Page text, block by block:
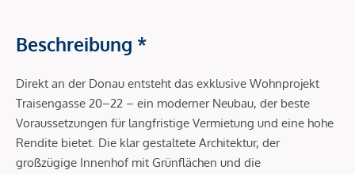
Beschreibung *
Direkt an der Donau entsteht das exklusive Wohnprojekt
Traisengasse 20–22 – ein moderner Neubau, der beste
Voraussetzungen für langfristige Vermietung und eine hohe
Rendite bietet. Die klar gestaltete Architektur, der
großzügige Innenhof mit Grünflächen und die